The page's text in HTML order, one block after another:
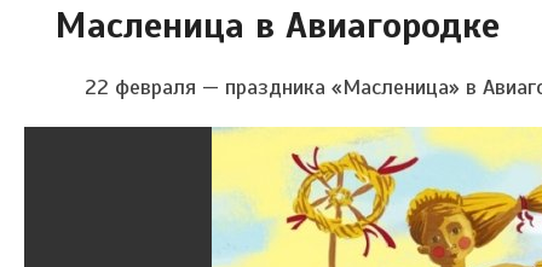
Масленица в Авиагородке
22 февраля — праздника «Масленица» в